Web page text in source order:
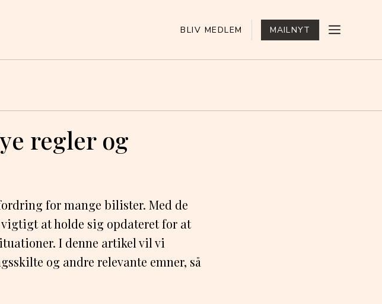
BLIV MEDLEM MAILNYT
regler og
for mange bilister. Med de
at holde sig opdateret for at
I denne artikel vil vi
og andre relevante emner, så